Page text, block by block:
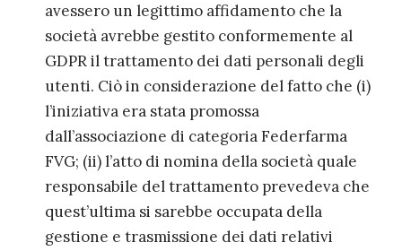
avessero un legittimo affidamento che la
società avrebbe gestito conformemente al
GDPR il trattamento dei dati personali degli
utenti. Ciò in considerazione del fatto che (i)
l’iniziativa era stata promossa
dall’associazione di categoria Federfarma
FVG; (ii) l’atto di nomina della società quale
responsabile del trattamento prevedeva che
quest’ultima si sarebbe occupata della
gestione e trasmissione dei dati relativi